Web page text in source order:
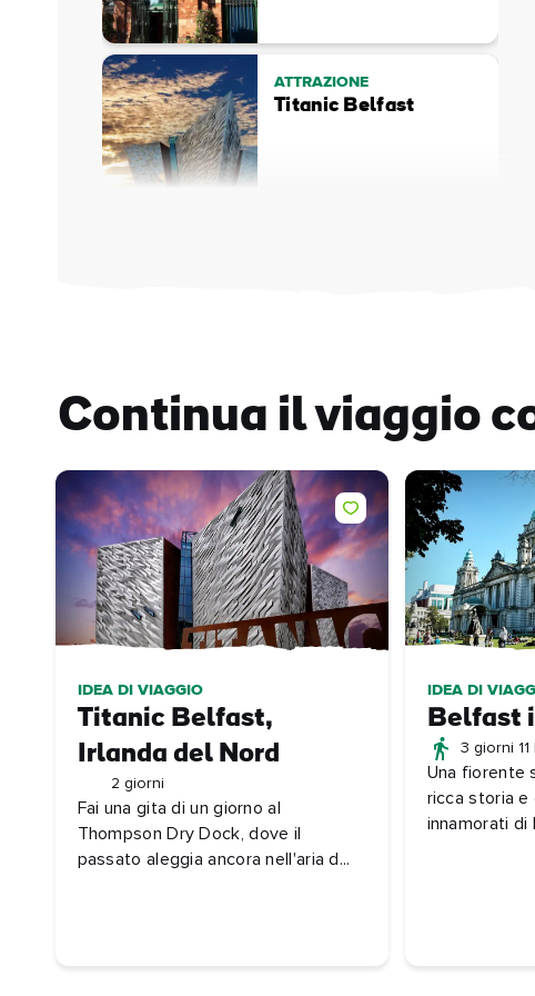
ATTRAZIONE
Titanic Belfast
Continua il viaggio
IDEA DI VIAGGIO
Titanic Belfast,
Irlanda del Nord
2 giorni
Fai una gita di un giorno al
Thompson Dry Dock, dove il
passato aleggia ancora nell'aria d...
IDEA DI
Belfast
3 giorni 11
Una fiorente
ricca storia
innamorati di